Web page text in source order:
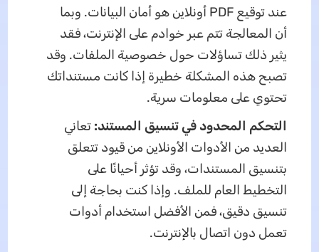
عند توقيع PDF أونلاين هو أمان البيانات. وبما
أن المعالجة تتم عبر خوادم على الإنترنت، فقد
يثير ذلك تساؤلات حول خصوصية الملفات. وقد
تصبح هذه المشكلة خطيرة إذا كانت مستنداتك
تحتوي على معلومات سرية.
التحكم المحدود في تنسيق المستند: تعاني
العديد من الأدوات الأونلاين من قيود تتعلق
بتنسيق المستندات، وقد تؤثر أحيانًا على
التخطيط العام للملف. وإذا كنت بحاجة إلى
تنسيق دقيق، فمن الأفضل استخدام أدوات
تعمل دون اتصال بالإنترنت.